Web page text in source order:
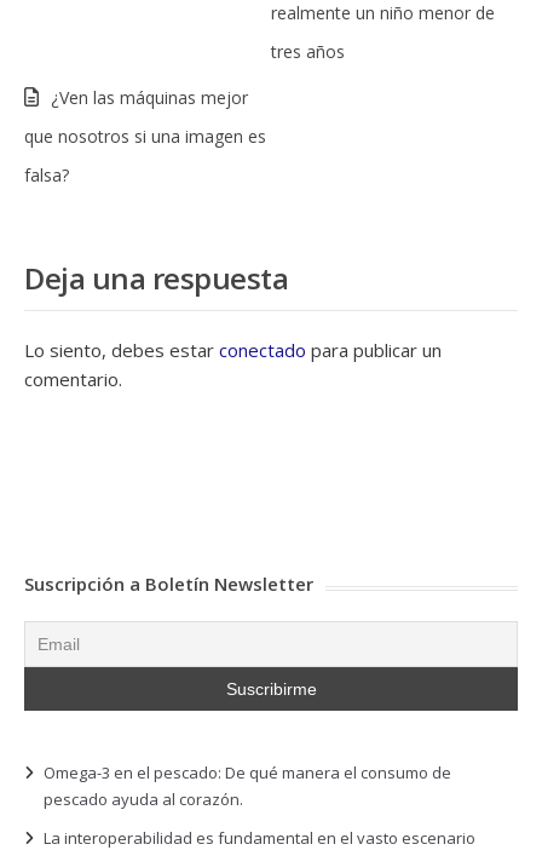
realmente un niño menor de
tres años
¿Ven las máquinas mejor
que nosotros si una imagen es
falsa?
Deja una respuesta
Lo siento, debes estar conectado para publicar un
comentario.
Suscripción a Boletín Newsletter
Omega-3 en el pescado: De qué manera el consumo de
pescado ayuda al corazón.
La interoperabilidad es fundamental en el vasto escenario